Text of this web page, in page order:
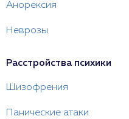
Анорексия
Неврозы
Расстройства психики
Шизофрения
Панические атаки